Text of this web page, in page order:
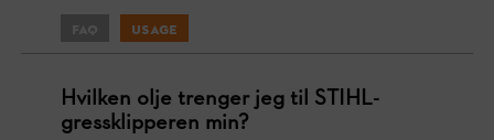
FAQ Usage
Hvilken olje trenger jeg til STIHL-
gressklipperen min?